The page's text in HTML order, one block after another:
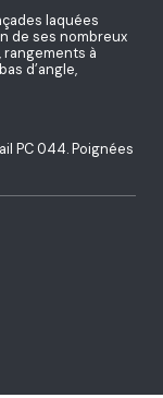
laquées
de ses nombreux
rangements à
d’angle,
PC 044. Poignées